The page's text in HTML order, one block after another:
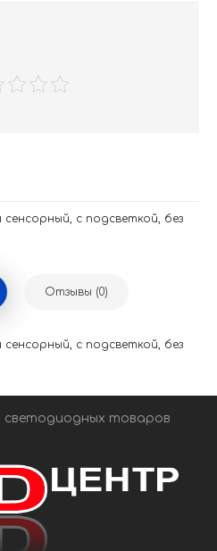
с подсветкой, без
Отзывы (0)
с подсветкой, без
светодиодных товаров